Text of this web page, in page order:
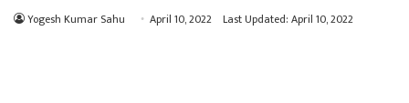
Yogesh Kumar Sahu April 10, 2022 Last Updated: April 10, 2022